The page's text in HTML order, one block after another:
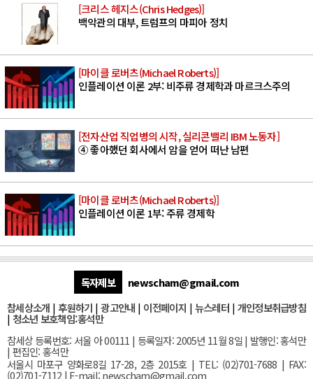
[크리스 헤지스(Chris Hedges)]
백악관의 대부, 트럼프의 마피아 정치
[마이클 로버츠(Michael Roberts)]
인플레이션 이론 2부: 비주류 경제학과 마르크스주의
[전자산업 직업병의 시작, 실리콘밸리 IBM 노동자]
④ 좋아했던 회사에서 암을 얻어 떠난 남편
[마이클 로버츠(Michael Roberts)]
인플레이션 이론 1부: 주류 경제학
독자제보
newscham@gmail.com
참세상소개 | 후원하기 |광고안내 | 이전페이지 | 뉴스레터| 개인정보취급방침
| 청소년 보호책임:홍석만
참세상 등록번호: 서울 아 00111 | 등록일자: 2005년 11월 8일 | 발행인: 홍석만
| 편집인: 홍석만
서울시 마포구 양화로8길 17-28, 2층 2015호| TEL: (02)701-7688 | FAX:
(02)701-7112 | E-mail:newscham@gmail.com